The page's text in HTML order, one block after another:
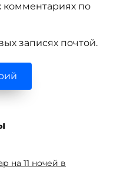
комментариях по
записях почтой.
на 11 ночей в